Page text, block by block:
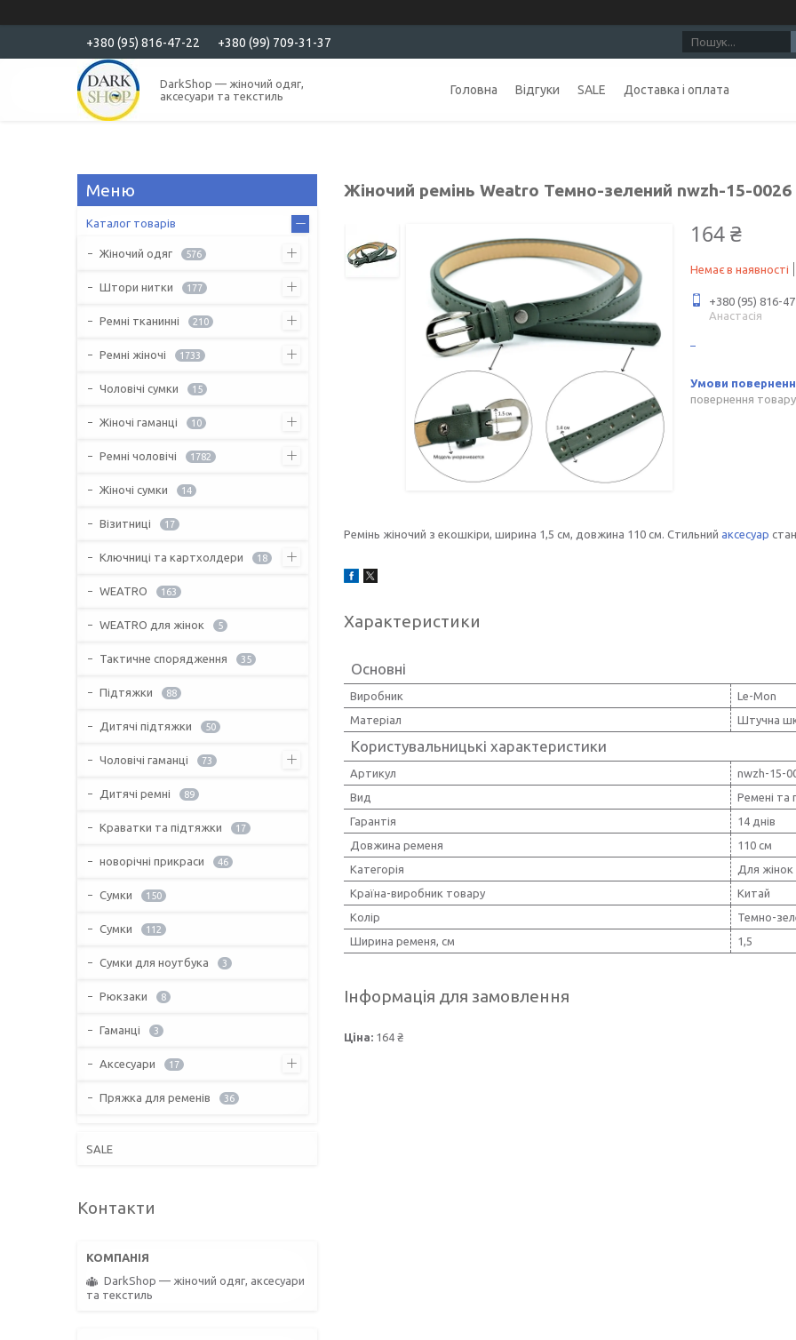
+380 (95) 816-47-22 +380 (99) 709-31-37
DarkShop — жіночий одяг,
аксесуари та текстиль
Головна Відгуки SALE Доставка і оплата
Жіночий ремінь Weatro Темно-зелений nwzh-15-0026
164 ₴
Немає в наявності
+380 (95) 816-
Анастасія
повернення
Ремінь жіночий з екошкіри, ширина 1,5 см, довжина 110 см. Стильний аксесуар
Характеристики
Основні
Виробник
Le-Mon
Матеріал
Штучна
Користувальницькі характеристики
Артикул
nwzh-15-
Вид
Ремені та
Гарантія
14 днів
Довжина ременя
110 см
Категорія
Для жінок
Країна-виробник товару
Китай
Колір
Темно-
Ширина ременя, см
1,5
Інформація для замовлення
Ціна: 164 ₴
Каталог товарів
Жіночий одяг 576
Штори нитки 177
Ремні тканинні 210
Ремні жіночі 1733
Чоловічі сумки 15
Жіночі гаманці 10
Ремні чоловічі 1782
Жіночі сумки 14
Візитниці 17
Ключниці та картхолдери 18
WEATRO 163
WEATRO для жінок 5
Тактичне спорядження 35
Підтяжки 88
Дитячі підтяжки 50
Чоловічі гаманці 73
Дитячі ремні 89
Краватки та підтяжки 17
новорічні прикраси 46
Сумки 150
Сумки 112
Сумки для ноутбука 3
Рюкзаки 8
Гаманці 3
Аксесуари 17
Пряжка для ременів 36
SALE
Контакти
DarkShop — жіночий одяг, аксесуари
та текстиль